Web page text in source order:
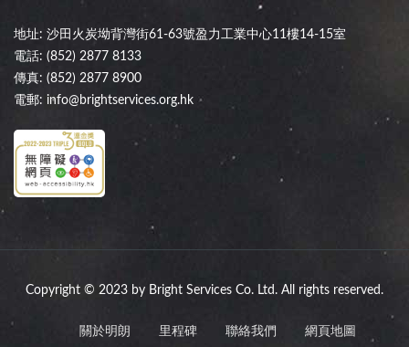
地址: 沙田火炭坳背灣街61-63號盈力工業中心11樓14-15室
電話: (852) 2877 8133
傳真: (852) 2877 8900
電郵: info@brightservices.org.hk
Copyright © 2023 by Bright Services Co. Ltd. All rights reserved.
關於明朗 里程碑 聯絡我們 網頁地圖